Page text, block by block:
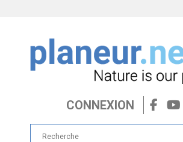
CONNEXION